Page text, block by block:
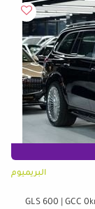
البريميوم